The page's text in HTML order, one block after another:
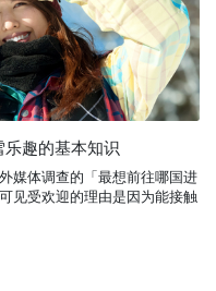
趣的基本知识
媒体调查的「最想前往哪国进
见受欢迎的理由是因为能接触